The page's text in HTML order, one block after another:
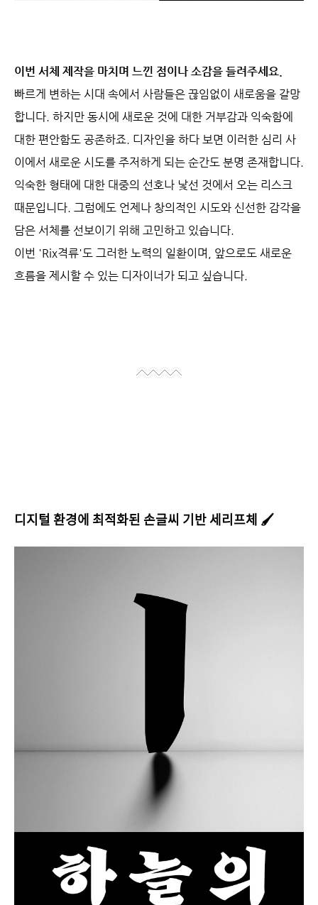
이번 서체 제작을 마치며 느낀 점이나 소감을 들려주세요.
빠르게 변하는 시대 속에서 사람들은 끊임없이 새로움을 갈망
합니다. 하지만 동시에 새로운 것에 대한 거부감과 익숙함에
대한 편안함도 공존하죠. 디자인을 하다 보면 이러한 심리 사
이에서 새로운 시도를 주저하게 되는 순간도 분명 존재합니다.
익숙한 형태에 대한 대중의 선호나 낯선 것에서 오는 리스크
때문입니다. 그럼에도 언제나 창의적인 시도와 신선한 감각을
담은 서체를 선보이기 위해 고민하고 있습니다.
이번 'Rix격류'도 그러한 노력의 일환이며, 앞으로도 새로운
흐름을 제시할 수 있는 디자이너가 되고 싶습니다.
디지털 환경에 최적화된 손글씨 기반 세리프체 🖌